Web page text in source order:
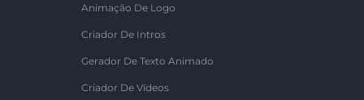
Animação De Logo
Criador De Intros
Gerador De Texto Animado
Criador De Vídeos